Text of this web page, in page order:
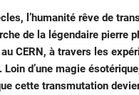
l’humanité rêve de
de la légendaire pierre
CERN, à travers les
Loin d’une magie
cette transmutation